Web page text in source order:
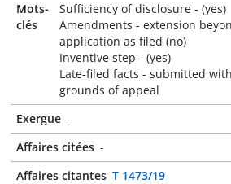
Mots-
clés
Sufficiency of disclosure - (yes)
Amendments - extension
application as filed (no)
Inventive step - (yes)
Late-filed facts - submitted
grounds of appeal
Exergue -
Affaires citées -
Affaires citantes T 1473/19